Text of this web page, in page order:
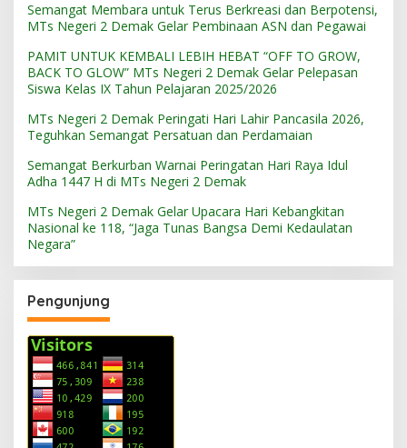
Semangat Membara untuk Terus Berkreasi dan Berpotensi,
MTs Negeri 2 Demak Gelar Pembinaan ASN dan Pegawai
PAMIT UNTUK KEMBALI LEBIH HEBAT “OFF TO GROW,
BACK TO GLOW” MTs Negeri 2 Demak Gelar Pelepasan
Siswa Kelas IX Tahun Pelajaran 2025/2026
MTs Negeri 2 Demak Peringati Hari Lahir Pancasila 2026,
Teguhkan Semangat Persatuan dan Perdamaian
Semangat Berkurban Warnai Peringatan Hari Raya Idul
Adha 1447 H di MTs Negeri 2 Demak
MTs Negeri 2 Demak Gelar Upacara Hari Kebangkitan
Nasional ke 118, “Jaga Tunas Bangsa Demi Kedaulatan
Negara”
Pengunjung